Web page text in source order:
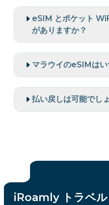
eSIM とポケット
がありますか？
マラウイのeSIMはい
払い戻しは可能でし
iRoamly トラベル